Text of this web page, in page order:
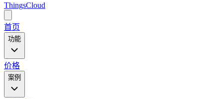
ThingsCloud
main
menu
首页
功能
价格
案例